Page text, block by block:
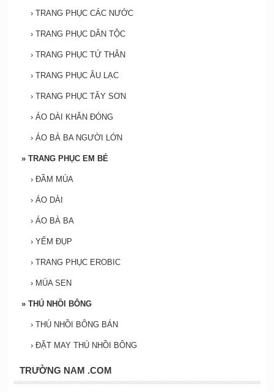
› TRANG PHỤC CÁC NƯỚC
› TRANG PHỤC DÂN TỘC
› TRANG PHỤC TỨ THÂN
› TRANG PHỤC ÂU LẠC
› TRANG PHỤC TÂY SƠN
› ÁO DÀI KHĂN ĐÓNG
› ÁO BÀ BA NGƯỜI LỚN
» TRANG PHỤC EM BÉ
› ĐẦM MÚA
› ÁO DÀI
› ÁO BÀ BA
› YẾM ĐỤP
› TRANG PHỤC EROBIC
› MÚA SEN
» THÚ NHỒI BÔNG
› THÚ NHỒI BÔNG BÁN
› ĐẶT MAY THÚ NHỒI BÔNG
TRƯỜNG NAM .COM